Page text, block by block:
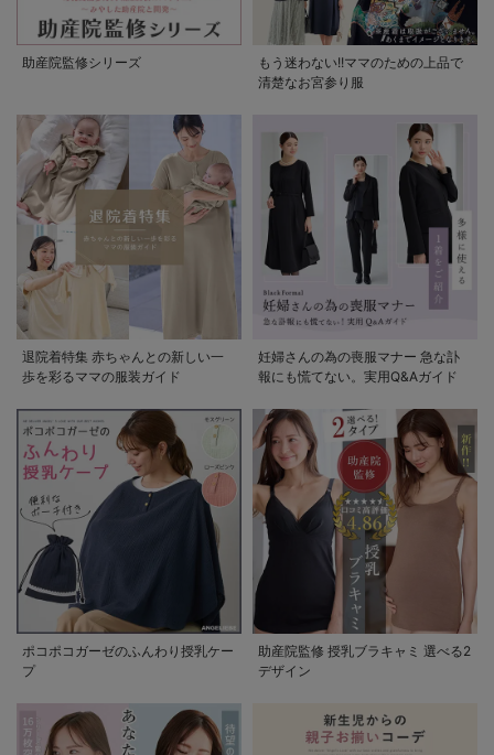
助産院監修シリーズ
もう迷わない!!ママのための上品で
清楚なお宮参り服
退院着特集 赤ちゃんとの新しい一
歩を彩るママの服装ガイド
妊婦さんの為の喪服マナー 急な訃
報にも慌てない。実用Q&Aガイド
ポコポコガーゼのふんわり授乳ケー
プ
助産院監修 授乳ブラキャミ 選べる2
デザイン